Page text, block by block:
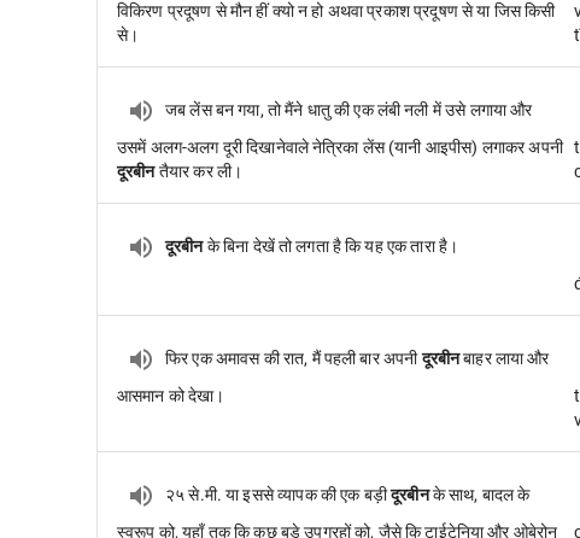
विकिरण प्रदूषण से मौन हीं क्यो न हो अथवा प्रकाश प्रदूषण से या जिस किसी
से।
जब लेंस बन गया, तो मैंने धातु की एक लंबी नली में उसे लगाया और
उसमें अलग-अलग दूरी दिखानेवाले नेत्रिका लेंस (यानी आइपीस) लगाकर अपनी
दूरबीनतैयार कर ली।
दूरबीनके बिना देखें तो लगता है कि यह एक तारा है।
फिर एक अमावस की रात, मैं पहली बार अपनीदूरबीनबाहर लाया और
आसमान को देखा।
२५ से.मी. या इससे व्यापक की एक बड़ीदूरबीनके साथ, बादल के
स्वरूप को, यहाँ तक कि कुछ बड़े उपग्रहों को, जैसे कि टाईटेनिया और ओबेरोन